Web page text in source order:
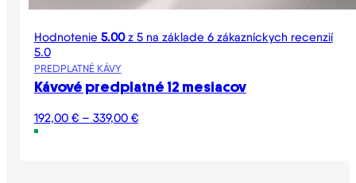
Hodnotenie 5.00z 5 na základe 6zákazníckych recenzií
5.0
PREDPLATNÉ KÁVY
Kávové predplatné 12 mesiacov
192,00 € – 339,00 €Price